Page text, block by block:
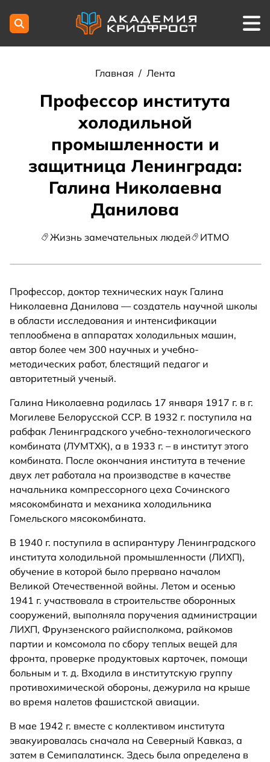
Главная / Лента
Профессор института
холодильной
промышленности и
защитница Ленинграда:
Галина Николаевна
Данилова
Жизнь замечательных людей ИТМО
Профессор, доктор технических наук Галина
Николаевна Данилова — создатель научной школы
в области исследования и интенсификации
теплообмена в аппаратах холодильных машин,
автор более чем 300 научных и учебно-
методических работ, блестящий педагог и
авторитетный ученый.
Галина Николаевна родилась 17 января 1917 г. в г.
Могилеве Белорусской ССР. В 1932 г. поступила на
рабфак Ленинградского учебно-технологического
комбината (ЛУМТХК), а в 1933 г. – в институт этого
комбината. После окончания института в течение
двух лет работала на производстве в качестве
начальника компрессорного цеха Сочинского
мясокомбината и механика холодильника
Гомельского мясокомбината.
В 1940 г. поступила в аспирантуру Ленинградского
института холодильной промышленности (ЛИХП),
обучение в которой было прервано началом
Великой Отечественной войны. Летом и осенью
1941 г. участвовала в строительстве оборонных
сооружений, выполняла поручения администрации
ЛИХП, Фрунзенского райисполкома, райкомов
партии и комсомола по сбору теплых вещей для
фронта, проверке продуктовых карточек, помощи
больным и т. д. Входила в институтскую группу
противохимической обороны, дежурила на крыше
во время налетов фашистской авиации.
В мае 1942 г. вместе с коллективом института
эвакуировалась сначала на Северный Кавказ, а
затем в Семипалатинск. Здесь была определена в